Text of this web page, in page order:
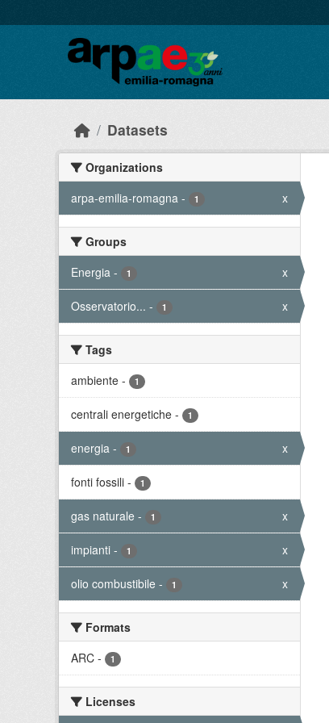
Datasets
Organizations
arpa-emilia-romagna - 1 x
Groups
Energia - 1 x
Osservatorio... - 1 x
Tags
ambiente - 1
centrali energetiche - 1
energia - 1 x
fonti fossili - 1
gas naturale - 1 x
impianti - 1 x
olio combustibile - 1 x
Formats
ARC - 1
Licenses